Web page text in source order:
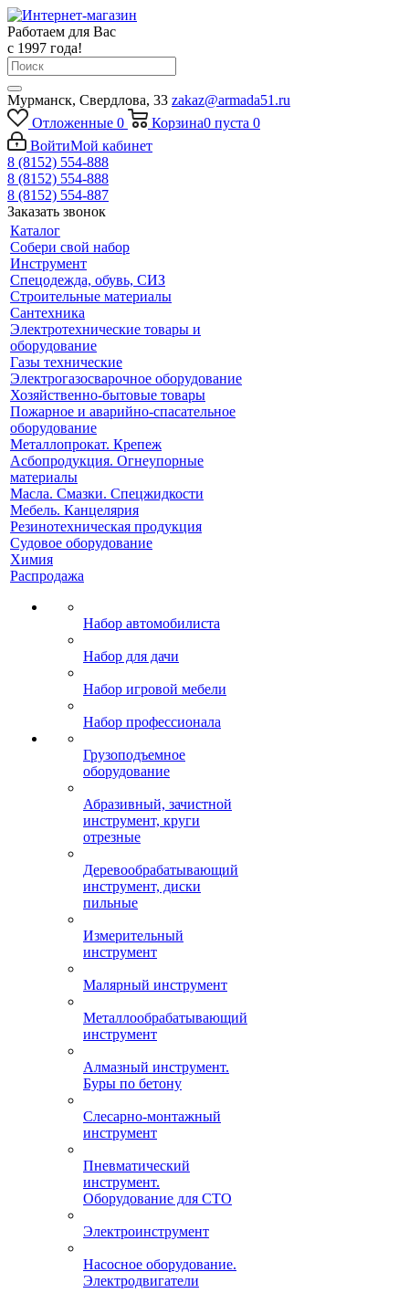
Работаем для Вас
с 1997 года!
Мурманск, Свердлова, 33 zakaz@armada51.ru
Отложенные 0 Корзина0 пуста 0
ВойтиМой кабинет
8 (8152) 554-888
8 (8152) 554-888
8 (8152) 554-887
Заказать звонок
Каталог
Собери свой набор
Инструмент
Спецодежда, обувь, СИЗ
Строительные материалы
Сантехника
Электротехнические товары и
оборудование
Газы технические
Электрогазосварочное оборудование
Хозяйственно-бытовые товары
Пожарное и аварийно-спасательное
оборудование
Металлопрокат. Крепеж
Асбопродукция. Огнеупорные
материалы
Масла. Смазки. Спецжидкости
Мебель. Канцелярия
Резинотехническая продукция
Судовое оборудование
Химия
Распродажа
Набор автомобилиста
Набор для дачи
Набор игровой мебели
Набор профессионала
Грузоподъемное
оборудование
Абразивный, зачистной
инструмент, круги
отрезные
Деревообрабатывающий
инструмент, диски
пильные
Измерительный
инструмент
Малярный инструмент
Металлообрабатывающий
инструмент
Алмазный инструмент.
Буры по бетону
Слесарно-монтажный
инструмент
Пневматический
инструмент.
Оборудование для СТО
Электроинструмент
Насосное оборудование.
Электродвигатели